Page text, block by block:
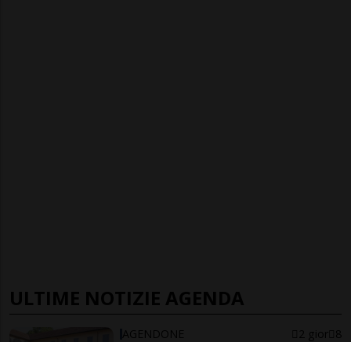
ULTIME NOTIZIE AGENDA
AGENDONE 2 gior 8